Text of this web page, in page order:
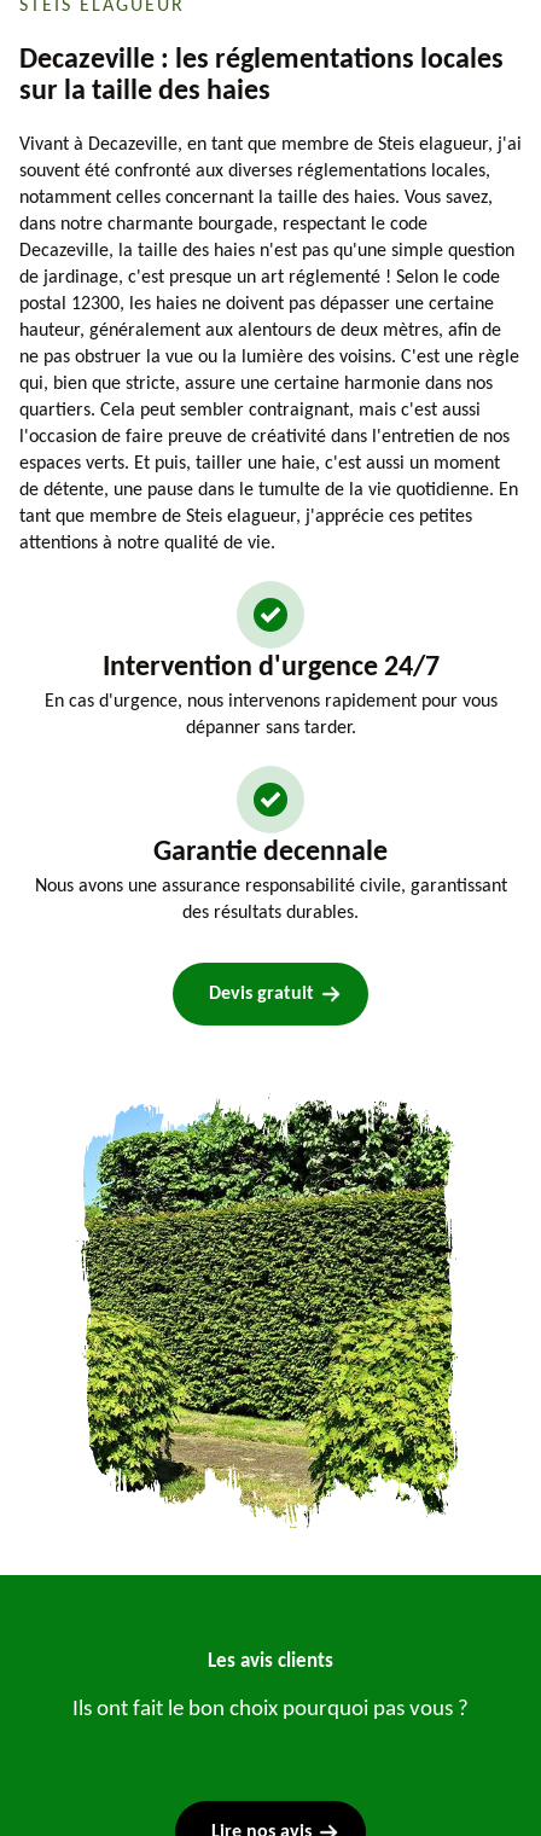
STEIS ELAGUEUR
Decazeville : les réglementations locales
sur la taille des haies
Vivant à Decazeville, en tant que membre de Steis elagueur, j'ai
souvent été confronté aux diverses réglementations locales,
notamment celles concernant la taille des haies. Vous savez,
dans notre charmante bourgade, respectant le code
Decazeville, la taille des haies n'est pas qu'une simple question
de jardinage, c'est presque un art réglementé ! Selon le code
postal 12300, les haies ne doivent pas dépasser une certaine
hauteur, généralement aux alentours de deux mètres, afin de
ne pas obstruer la vue ou la lumière des voisins. C'est une règle
qui, bien que stricte, assure une certaine harmonie dans nos
quartiers. Cela peut sembler contraignant, mais c'est aussi
l'occasion de faire preuve de créativité dans l'entretien de nos
espaces verts. Et puis, tailler une haie, c'est aussi un moment
de détente, une pause dans le tumulte de la vie quotidienne. En
tant que membre de Steis elagueur, j'apprécie ces petites
attentions à notre qualité de vie.
Intervention d'urgence 24/7
En cas d'urgence, nous intervenons rapidement pour vous
dépanner sans tarder.
Garantie decennale
Nous avons une assurance responsabilité civile, garantissant
des résultats durables.
Devis gratuit
Les avis clients
Ils ont fait le bon choix pourquoi pas vous ?